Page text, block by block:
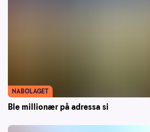
Ble millionær på adressa si
NABOLAGET